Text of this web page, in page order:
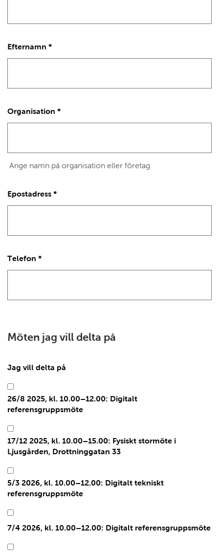
Efternamn *
Organisation *
Ange namn på organisation eller företag
Epostadress *
Telefon *
Möten jag vill delta på
Jag vill delta på
26/8 2025, kl. 10.00–12.00: Digitalt
referensgruppsmöte
17/12 2025, kl. 10.00–15.00: Fysiskt stormöte i
Ljusgården, Drottninggatan 33
5/3 2026, kl. 10.00–12.00: Digitalt tekniskt
referensgruppsmöte
7/4 2026, kl. 10.00–12.00: Digitalt referensgruppsmöte